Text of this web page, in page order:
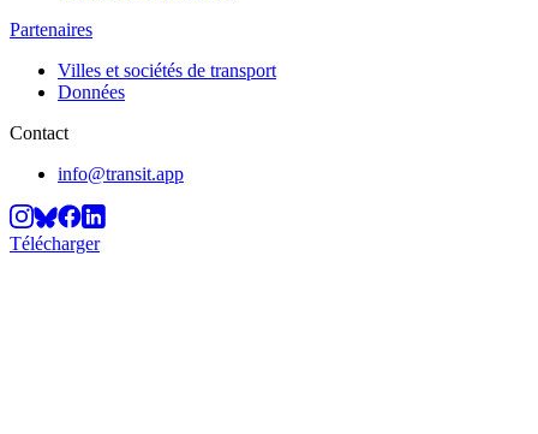
Partenaires
Villes et sociétés de transport
Données
Contact
info@transit.app
Télécharger